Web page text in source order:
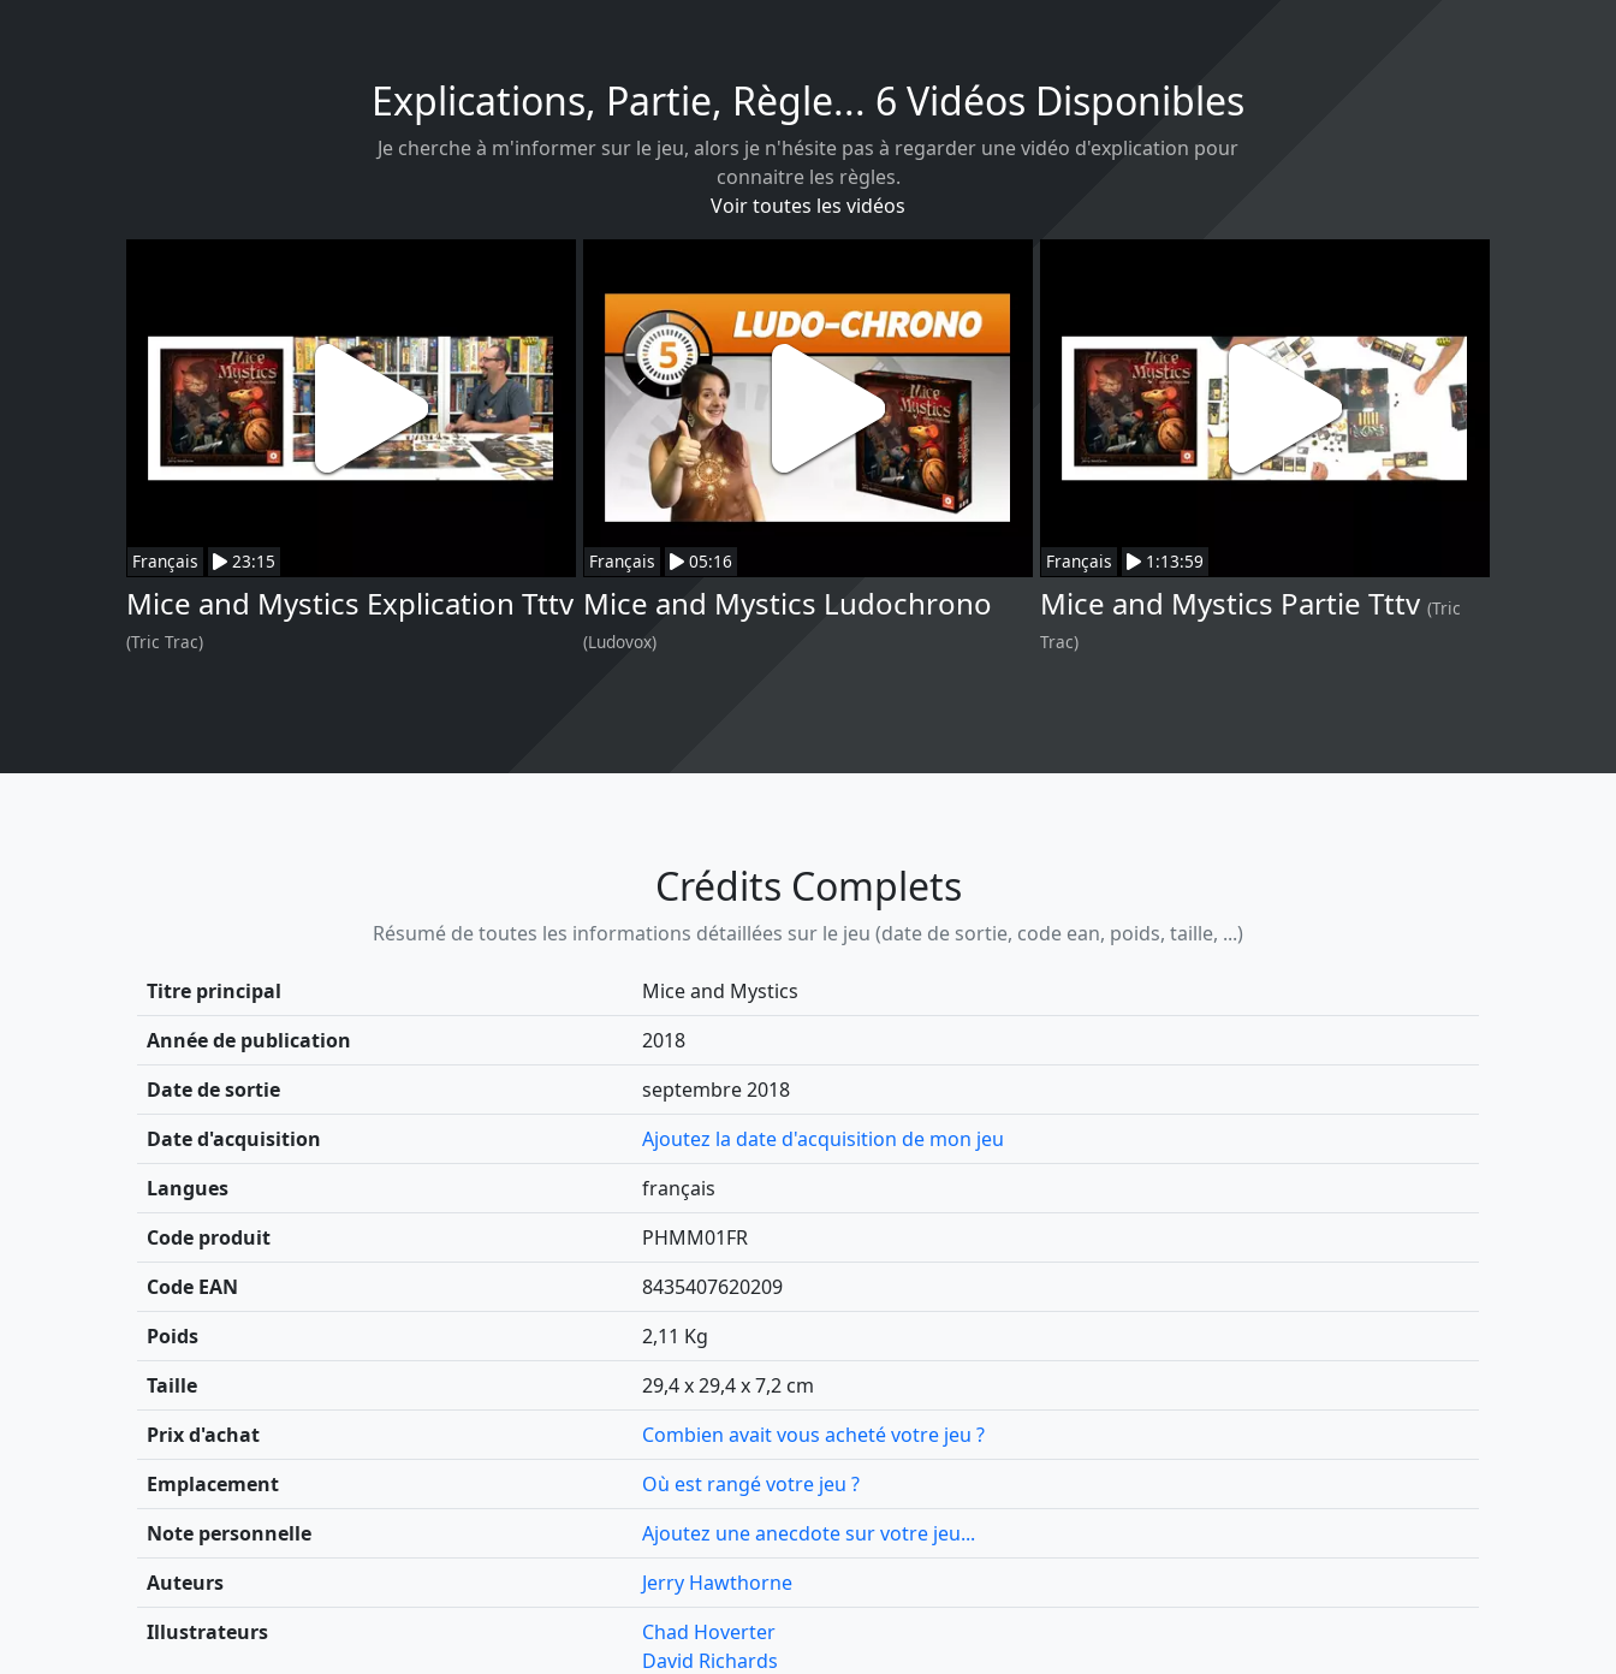
Explications, Partie, Règle... 6 Vidéos Disponibles
Je cherche à m'informer sur le jeu, alors je n'hésite pas à regarder une vidéo d'explication pour
connaitre les règles.
Voir toutes les vidéos
Français 23:15
Mice and Mystics Explication Tttv
(Tric Trac)
Français 05:16
Mice and Mystics Ludochrono
(Ludovox)
Français 1:13:59
Mice and Mystics Partie Tttv (Tric
Trac)
Crédits Complets
Résumé de toutes les informations détaillées sur le jeu (date de sortie, code ean, poids, taille, ...)
Titre principal
Mice and Mystics
Année de publication
2018
Date de sortie
septembre 2018
Date d'acquisition
Ajoutez la date d'acquisition de mon jeu
Langues
français
Code produit
PHMM01FR
Code EAN
8435407620209
Poids
2,11 Kg
Taille
29,4 x 29,4 x 7,2 cm
Prix d'achat
Combien avait vous acheté votre jeu ?
Emplacement
Où est rangé votre jeu ?
Note personnelle
Ajoutez une anecdote sur votre jeu...
Auteurs
Jerry Hawthorne
Illustrateurs
Chad Hoverter
David Richards